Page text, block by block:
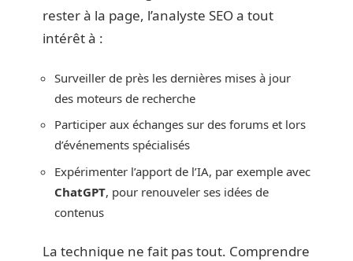
rester à la page, l’analyste SEO a tout
intérêt à :
Surveiller de près les dernières mises à jour
des moteurs de recherche
Participer aux échanges sur des forums et lors
d’événements spécialisés
Expérimenter l’apport de l’IA, par exemple avec
ChatGPT, pour renouveler ses idées de
contenus
La technique ne fait pas tout. Comprendre